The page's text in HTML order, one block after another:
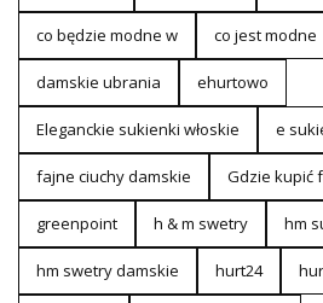
co będzie modne w co jest modne
damskie ubrania ehurtowo
Eleganckie sukienki włoskie e
fajne ciuchy damskie Gdzie kupić
greenpoint h & m swetry hm
hm swetry damskie hurt24